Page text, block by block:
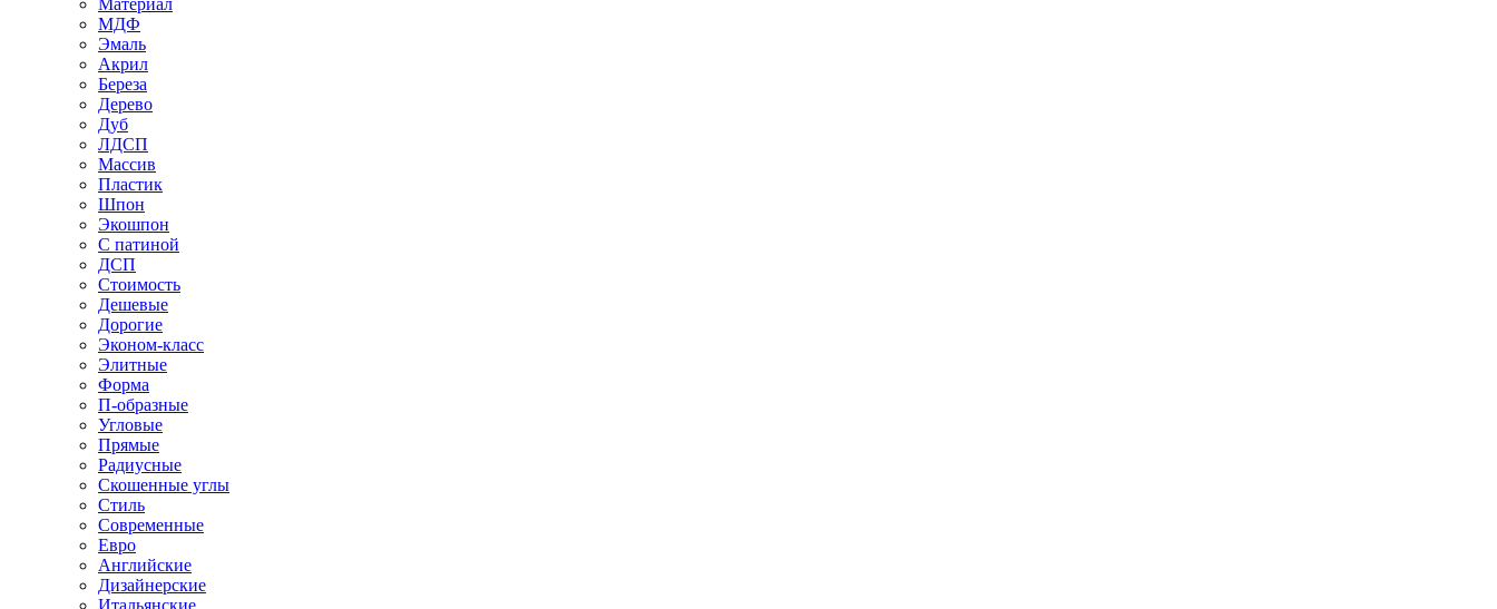
МДФ
Эмаль
Акрил
Береза
Дерево
Дуб
ЛДСП
Массив
Пластик
Шпон
Экошпон
С патиной
ДСП
Стоимость
Дешевые
Дорогие
Эконом-класс
Элитные
Форма
П-образные
Угловые
Прямые
Радиусные
Скошенные углы
Стиль
Современные
Евро
Английские
Дизайнерские
Итальянские